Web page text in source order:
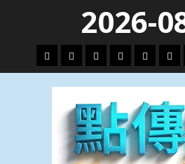
content
2026-
頭
條
財
經
地
方.
會
文
教.
技
專
題
娛
樂
劇